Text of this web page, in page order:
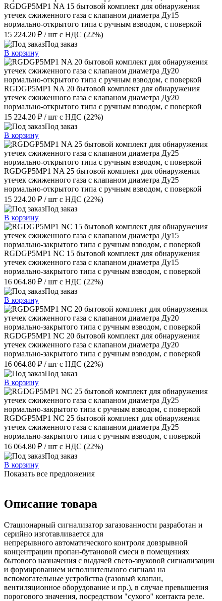
RGDGP5MP1 NA 15 бытовой комплект для обнаружения
утечек сжиженного газа с клапаном диаметра Ду15
нормально-открытого типа с ручным взводом, с поверкой
15 224.20 ₽ / шт с НДС (22%)
Под заказ
В корзину
RGDGP5MP1 NA 20 бытовой комплект для обнаружения
утечек сжиженного газа с клапаном диаметра Ду20
нормально-открытого типа с ручным взводом, с поверкой
15 224.20 ₽ / шт с НДС (22%)
Под заказ
В корзину
RGDGP5MP1 NA 25 бытовой комплект для обнаружения
утечек сжиженного газа с клапаном диаметра Ду25
нормально-открытого типа с ручным взводом, с поверкой
15 224.20 ₽ / шт с НДС (22%)
Под заказ
В корзину
RGDGP5MP1 NC 15 бытовой комплект для обнаружения
утечек сжиженного газа с клапаном диаметра Ду15
нормально-закрытого типа с ручным взводом, с поверкой
16 064.80 ₽ / шт с НДС (22%)
Под заказ
В корзину
RGDGP5MP1 NC 20 бытовой комплект для обнаружения
утечек сжиженного газа с клапаном диаметра Ду20
нормально-закрытого типа с ручным взводом, с поверкой
16 064.80 ₽ / шт с НДС (22%)
Под заказ
В корзину
RGDGP5MP1 NC 25 бытовой комплект для обнаружения
утечек сжиженного газа с клапаном диаметра Ду25
нормально-закрытого типа с ручным взводом, с поверкой
16 064.80 ₽ / шт с НДС (22%)
Под заказ
В корзину
Показать все предложения
Описание товара
Стационарный сигнализатор загазованности разработан и
серийно изготавливается для
непрерывного автоматического контроля довзрывной
концентрации пропан-бутановой смеси в помещениях
бытового назначения с выдачей свето-звуковой сигнализации
и формированием исполнительного сигнала на
вспомогательные устройства (газовый клапан,
вентиляционное оборудование и пр.), в случае превышения
порогового значения, посредством "сухого" контакта реле.